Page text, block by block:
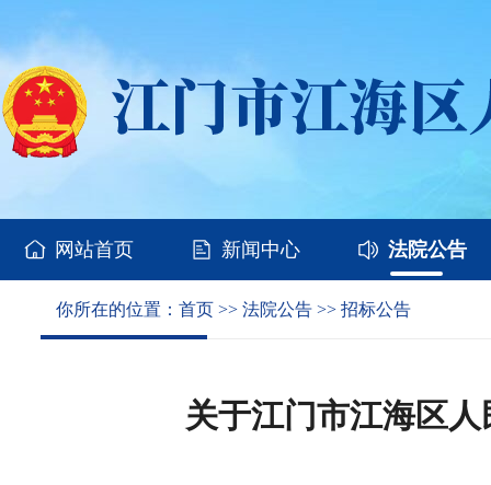
网站首页 新闻中心 法院公告
你所在的位置： 首页 >> 法院公告 >> 招标公告
关于江门市江海区